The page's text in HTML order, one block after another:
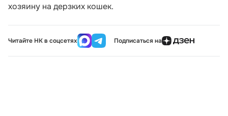
хозяину на дерзких кошек.
Читайте НК в соцсетях Подписаться на